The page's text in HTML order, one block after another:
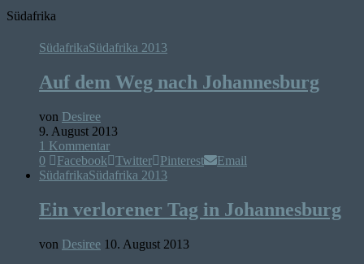
Südafrika
SüdafrikaSüdafrika 2013
Auf dem Weg nach Johannesburg
von Desiree
9. August 2013
1 Kommentar
0
Facebook Twitter Pinterest
Email
SüdafrikaSüdafrika 2013
Ein verlorener Tag in Johannesburg
von Desiree 10. August 2013